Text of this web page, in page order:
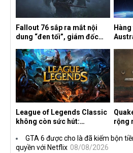
Fallout 76 sắp ra mắt nội
dung “đen tối”, giám đốc
số
League of Legends Classic
không còn sức hút:
chơi cũ không còn online
rộng
the
GTA 6 được cho là đã kiếm bộn
quyền với Netflix 08/08/2026